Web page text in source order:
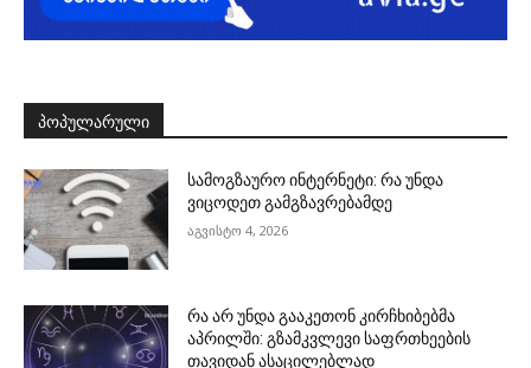
ᲞᲝᲞᲣᲚᲐᲠᲣᲚᲘ
სამოგზაურო ინტერნეტი: რა უნდა
ვიცოდეთ გამგზავრებამდე
აგვისტო 4, 2026
რა არ უნდა გააკეთონ კირჩხიბებმა
აპრილში: გზამკვლევი საფრთხეების
თავიდან ასაცილებლად